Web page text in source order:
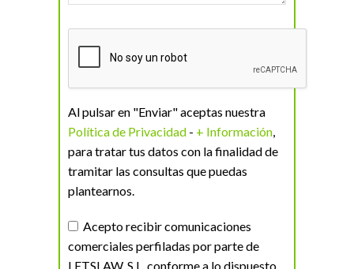
Al pulsar en "Enviar" aceptas nuestra
Política de Privacidad - + Información,
para tratar tus datos con la finalidad de
tramitar las consultas que puedas
plantearnos.
Acepto recibir comunicaciones
comerciales perfiladas por parte de
LETSLAW, S.L. conforme a lo dispuesto